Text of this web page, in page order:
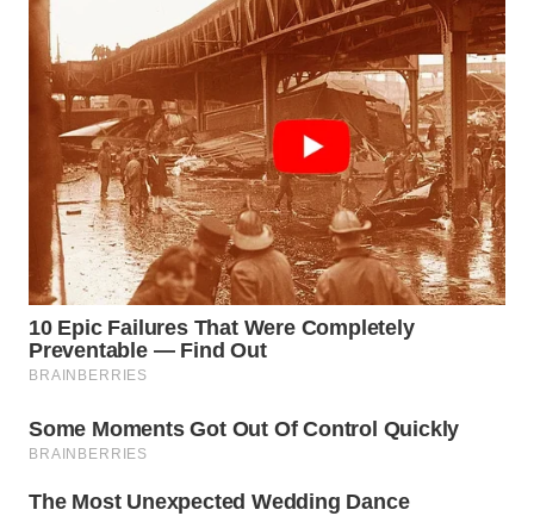
WN
SIMALUNGUN
WN
LABUHANBATU
WN
TAPANULI
TENGAH
WN DELI
SERDANG
WN
TEBING